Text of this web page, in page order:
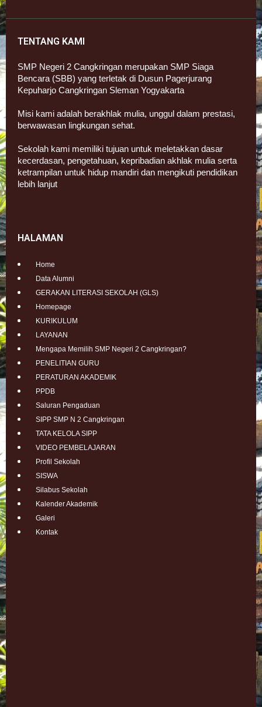
TENTANG KAMI
SMP Negeri 2 Cangkringan merupakan SMP Siaga
Bencara (SBB) yang terletak di Dusun Pagerjurang
Kepuharjo Cangkringan Sleman Yogyakarta
Misi kami adalah berakhlak mulia, unggul dalam prestasi,
berwawasan lingkungan sehat.
Sekolah kami memiliki tujuan untuk meletakkan dasar
kecerdasan, pengetahuan, kepribadian akhlak mulia serta
ketrampilan untuk hidup mandiri dan mengikuti pendidikan
lebih lanjut
HALAMAN
Home
Data Alumni
GERAKAN LITERASI SEKOLAH (GLS)
Homepage
KURIKULUM
LAYANAN
Mengapa Memilih SMP Negeri 2 Cangkringan?
PENELITIAN GURU
PERATURAN AKADEMIK
PPDB
Saluran Pengaduan
SIPP SMP N 2 Cangkringan
TATA KELOLA SIPP
VIDEO PEMBELAJARAN
Profil Sekolah
SISWA
Silabus Sekolah
Kalender Akademik
Galeri
Kontak